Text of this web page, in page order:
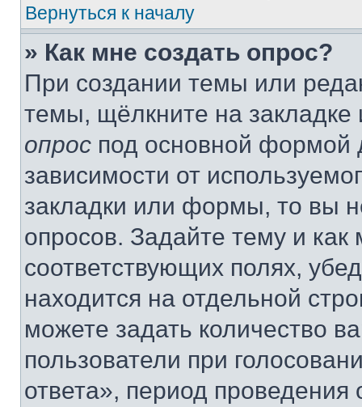
Вернуться к началу
» Как мне создать опрос?
При создании темы или
темы, щёлкните на
опрос под основной формой
зависимости от
закладки или формы, то вы
опросов. Задайте тему и
соответствующих полях,
находится на отдельной
можете задать количество
пользователи при
ответа», период проведения